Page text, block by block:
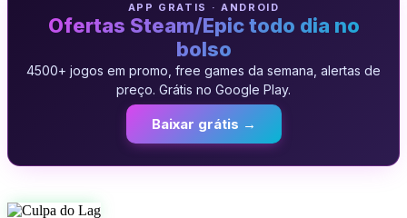
APP GRATIS · ANDROID
Ofertas Steam/Epic todo dia no
bolso
4500+ jogos em promo, free games da semana, alertas de
preço. Grátis no Google Play.
Baixar grátis →